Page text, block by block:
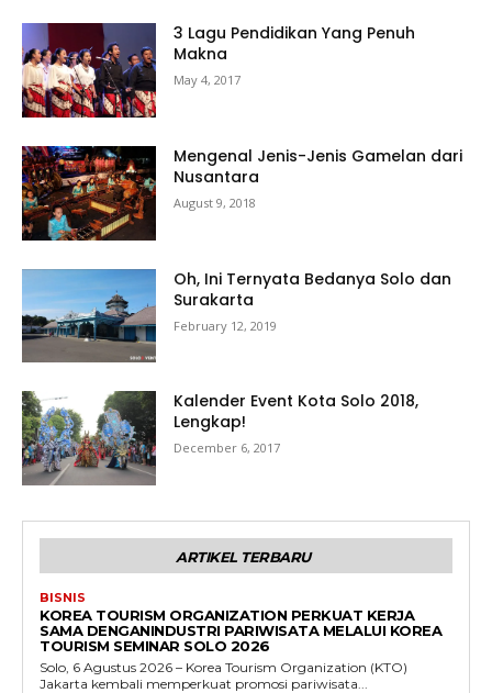
3 Lagu Pendidikan Yang Penuh
Makna
May 4, 2017
Mengenal Jenis-Jenis Gamelan dari
Nusantara
August 9, 2018
Oh, Ini Ternyata Bedanya Solo dan
Surakarta
February 12, 2019
Kalender Event Kota Solo 2018,
Lengkap!
December 6, 2017
ARTIKEL TERBARU
BISNIS
KOREA TOURISM ORGANIZATION PERKUAT KERJA
SAMA DENGANINDUSTRI PARIWISATA MELALUI KOREA
TOURISM SEMINAR SOLO 2026
Solo, 6 Agustus 2026 – Korea Tourism Organization (KTO)
Jakarta kembali memperkuat promosi pariwisata...